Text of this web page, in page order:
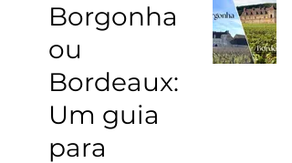
Borgonha
ou
Bordeaux:
Um guia
para